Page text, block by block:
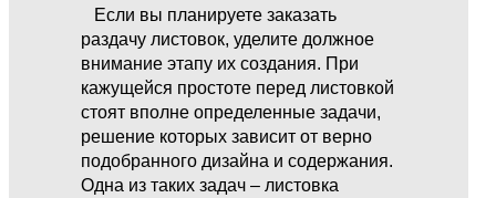
Если вы планируете заказать
раздачу листовок, уделите должное
внимание этапу их создания. При
кажущейся простоте перед листовкой
стоят вполне определенные задачи,
решение которых зависит от верно
подобранного дизайна и содержания.
Одна из таких задач – листовка